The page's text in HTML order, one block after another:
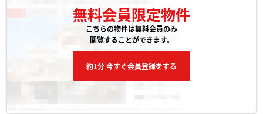
無料会員限定物件
こちらの物件は無料会員のみ
閲覧することができます。
約1分 今すぐ会員登録をする